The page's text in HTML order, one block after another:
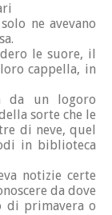
ne avevano
le suore, il
cappella, in
da un logoro
sorte che le
di neve, quel
in biblioteca
notizie certe
da dove
di primavera o